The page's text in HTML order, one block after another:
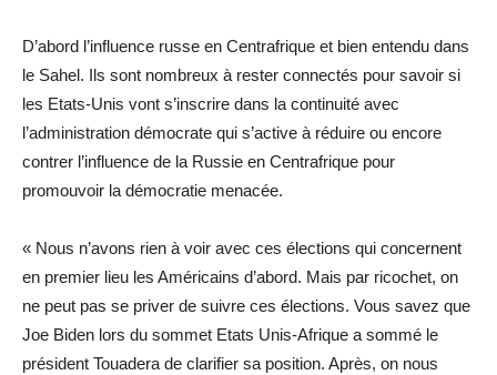
D’abord l’influence russe en Centrafrique et bien entendu dans
le Sahel. Ils sont nombreux à rester connectés pour savoir si
les Etats-Unis vont s’inscrire dans la continuité avec
l’administration démocrate qui s’active à réduire ou encore
contrer l’influence de la Russie en Centrafrique pour
promouvoir la démocratie menacée.
« Nous n’avons rien à voir avec ces élections qui concernent
en premier lieu les Américains d’abord. Mais par ricochet, on
ne peut pas se priver de suivre ces élections. Vous savez que
Joe Biden lors du sommet Etats Unis-Afrique a sommé le
président Touadera de clarifier sa position. Après, on nous